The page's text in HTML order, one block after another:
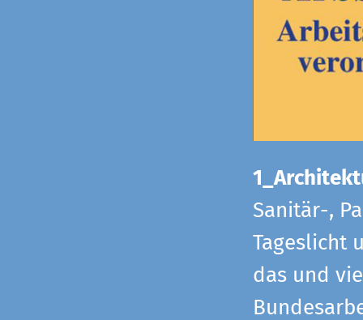
Sanitär-,
Tageslicht
das und